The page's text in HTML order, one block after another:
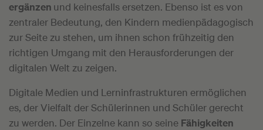
ergänzen und keinesfalls ersetzen. Ebenso ist es von
zentraler Bedeutung, den Kindern medienpädagogisch
zur Seite zu stehen, um ihnen schon frühzeitig den
richtigen Umgang mit den Herausforderungen der
digitalen Welt zu zeigen.
Digitale Medien und Lerninfrastrukturen ermöglichen
es, der Vielfalt der Schülerinnen und Schüler gerecht
zu werden. Der Einzelne kann so seine Fähigkeiten